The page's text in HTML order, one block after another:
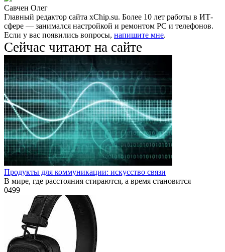
Савчен Олег
Главный редактор сайта xChip.su. Более 10 лет работы в ИТ-
сфере — занимался настройкой и ремонтом PC и телефонов.
Если у вас появились вопросы, напишите мне.
Сейчас читают на сайте
Продукты для коммуникации: искусство связи
В мире, где расстояния стираются, а время становится
0499